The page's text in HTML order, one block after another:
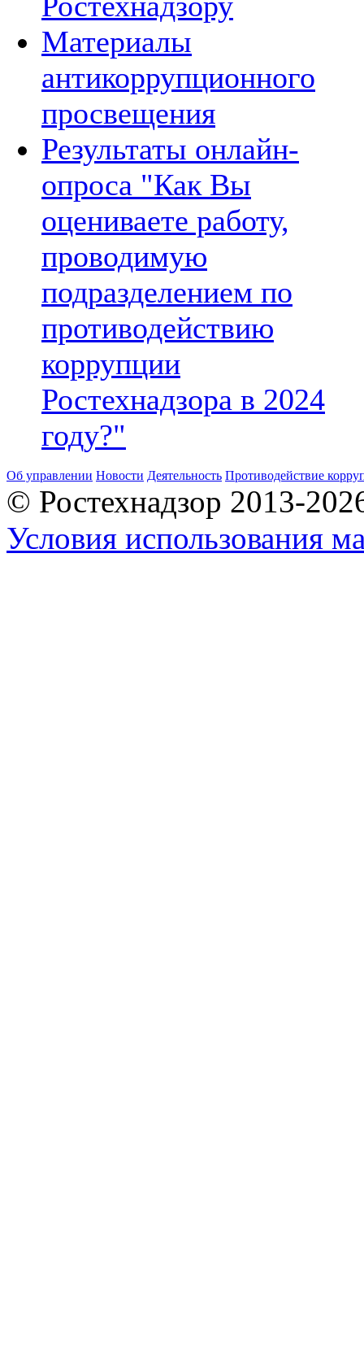
Материалы
антикоррупционного
просвещения
Результаты онлайн-
опроса "Как Вы
оцениваете работу,
проводимую
подразделением по
противодействию
коррупции
Ростехнадзора в 2024
году?"
Об управлении Новости Деятельность Противодействие
© Ростехнадзор 2013-
Условия использования